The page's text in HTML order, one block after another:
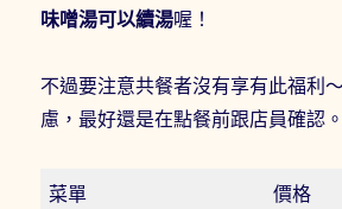
味噌湯可以續湯喔！
不過要注意共餐者沒有享有此福利
慮，最好還是在點餐前跟店員確認。
菜單 價格